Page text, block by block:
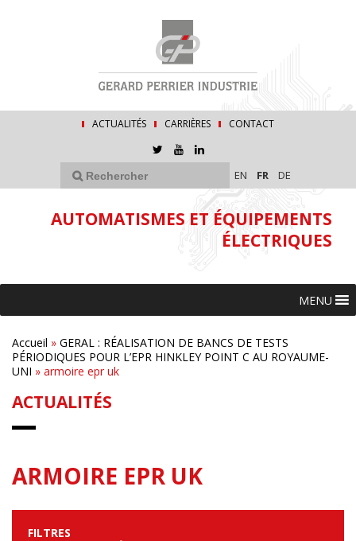
ACTUALITÉS CARRIÈRES CONTACT
EN FR DE
AUTOMATISMES ET ÉQUIPEMENTS
ÉLECTRIQUES
MENU
Accueil » GERAL : RÉALISATION DE BANCS DE TESTS
PÉRIODIQUES POUR L’EPR HINKLEY POINT C AU ROYAUME-
UNI » armoire epr uk
ACTUALITÉS
ARMOIRE EPR UK
FILTRES